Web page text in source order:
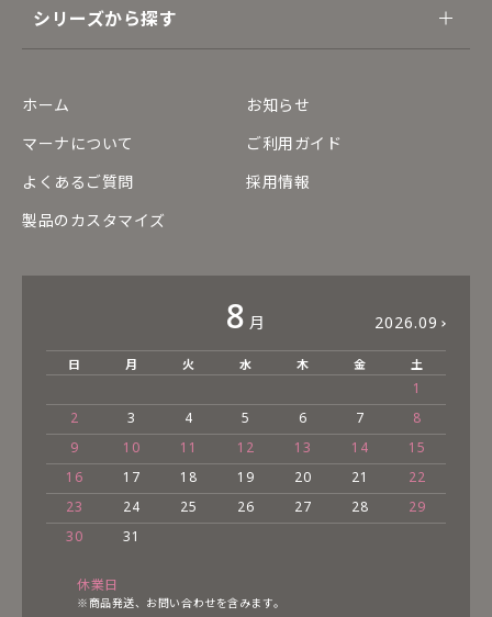
シリーズから探す
ホーム
お知らせ
マーナについて
ご利用ガイド
よくあるご質問
採用情報
製品のカスタマイズ
8 月 2026.09
日 月 火 水 木 金 土
1
2
3 4 5 6 7
8
9
10 11 12 13 14
15
16
17 18 19 20 21
22
23
24 25 26 27 28
29
30
31
休業日
※商品発送、お問い合わせを含みます。